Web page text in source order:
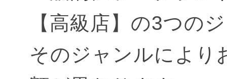
【高級店】の3つの
そのジャンルにより